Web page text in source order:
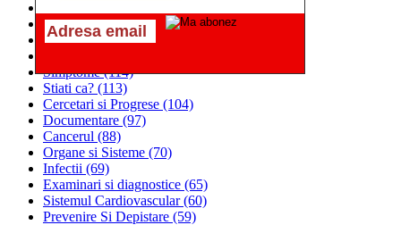
Sanatatea si Preventia(170)
Interventii si Tratamente
Simptome(114)
Stiati ca? (113)
Cercetari si Progrese (104)
Documentare (97)
Cancerul (88)
Organe si Sisteme (70)
Infectii (69)
Examinari si diagnostice (65)
Sistemul Cardiovascular(60)
Prevenire Si Depistare (59)